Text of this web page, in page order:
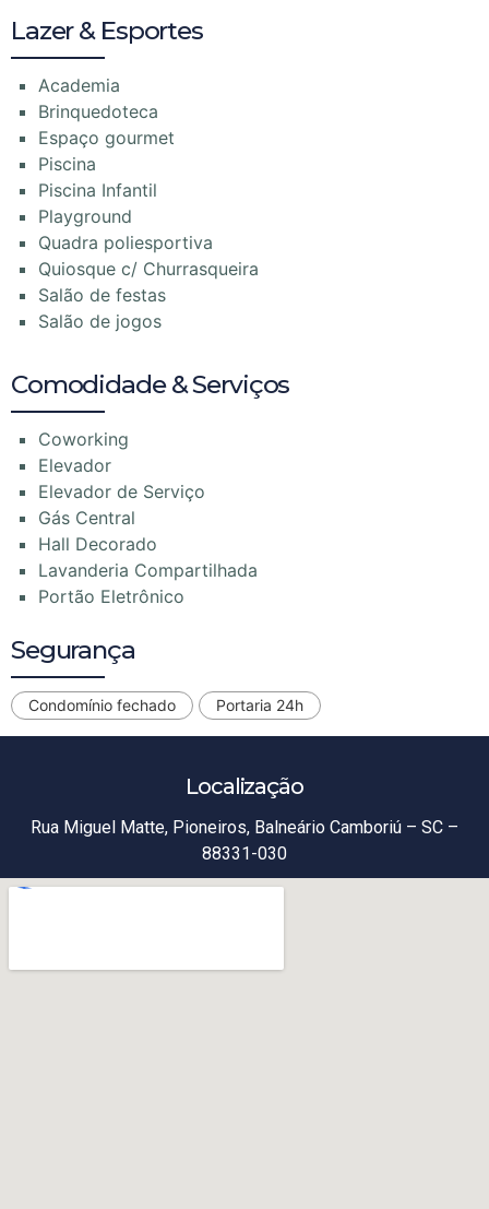
Lazer & Esportes
Academia
Brinquedoteca
Espaço gourmet
Piscina
Piscina Infantil
Playground
Quadra poliesportiva
Quiosque c/ Churrasqueira
Salão de festas
Salão de jogos
Comodidade & Serviços
Coworking
Elevador
Elevador de Serviço
Gás Central
Hall Decorado
Lavanderia Compartilhada
Portão Eletrônico
Segurança
Condomínio fechado Portaria 24h
Localização
Rua Miguel Matte, Pioneiros, Balneário Camboriú – SC –
88331-030